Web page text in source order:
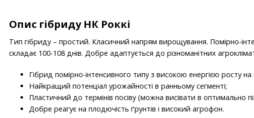
Опис гібриду НК Роккі
Тип гібриду – простий. Класичний напрям вирощування. Помірно-
складає 100-108 днів. Добре адаптується до різноманітних
Гібрид помірно-інтенсивного типу з високою енергією росту
Найкращий потенціал урожайності в ранньому сегменті;
Пластичний до термінів посіву (можна висівати в оптимально
Добре реагує на плодючість ґрунтів і високий агрофон.